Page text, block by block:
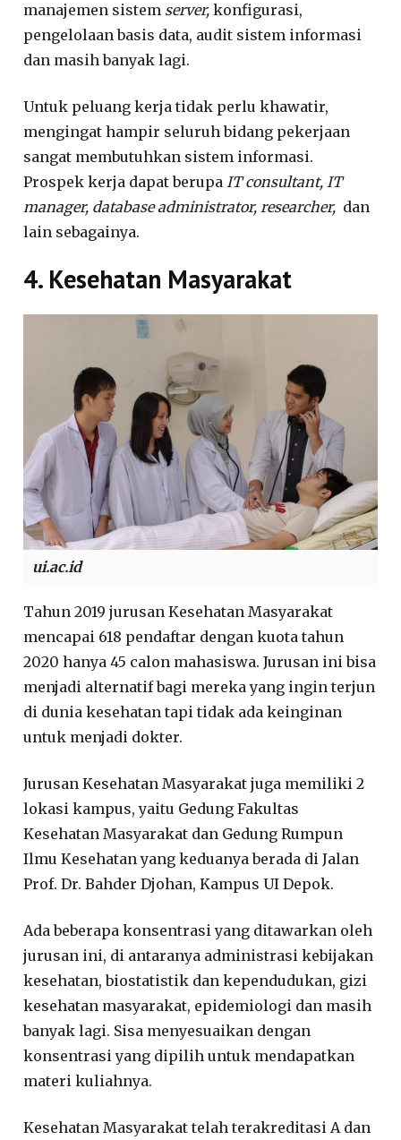
manajemen sistem server,konfigurasi,
pengelolaan basis data, audit sistem informasi
dan masih banyak lagi.
Untuk peluang kerja tidak perlu khawatir,
mengingat hampir seluruh bidang pekerjaan
sangat membutuhkan sistem informasi.
Prospek kerja dapat berupaIT consultant, IT
manager, database administrator, researcher, dan
lain sebagainya.
4. Kesehatan Masyarakat
ui.ac.id
Tahun 2019 jurusan Kesehatan Masyarakat
mencapai 618 pendaftar dengan kuota tahun
2020 hanya 45 calon mahasiswa. Jurusan ini bisa
menjadi alternatif bagi mereka yang ingin terjun
di dunia kesehatan tapi tidak ada keinginan
untuk menjadi dokter.
Jurusan Kesehatan Masyarakat juga memiliki 2
lokasi kampus, yaitu Gedung Fakultas
Kesehatan Masyarakat dan Gedung Rumpun
Ilmu Kesehatan yang keduanya berada di Jalan
Prof. Dr. Bahder Djohan, Kampus UI Depok.
Ada beberapa konsentrasi yang ditawarkan oleh
jurusan ini, di antaranya administrasi kebijakan
kesehatan, biostatistik dan kependudukan, gizi
kesehatan masyarakat, epidemiologi dan masih
banyak lagi. Sisa menyesuaikan dengan
konsentrasi yang dipilih untuk mendapatkan
materi kuliahnya.
Kesehatan Masyarakat telah terakreditasi A dan